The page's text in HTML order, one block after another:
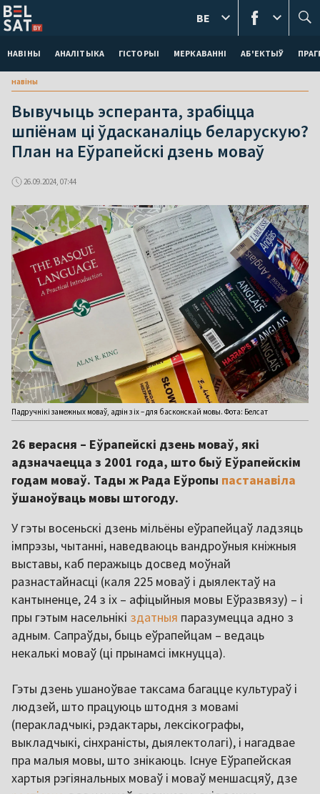
НАВІНЫ АНАЛІТЫКА ГІСТОРЫІ МЕРКАВАННI АБ'ЕКТЫЎ
BE
навіны
Вывучыць эсперанта, зрабіцца
шпіёнам ці ўдасканаліць беларускую?
План на Еўрапейскі дзень моваў
26.09.2024, 07:44
Падручнікі замежных моваў, адзін з іх – для басконскай мовы. Фота: Белсат
26 верасня – Еўрапейскі дзень моваў, які
адзначаецца з 2001 года, што быў Еўрапейскім
годам моваў. Тады ж Рада Еўропы пастанавіла
ўшаноўваць мовы штогоду.
У гэты восеньскі дзень мільёны еўрапейцаў ладзяць
імпрэзы, чытанні, наведваюць вандроўныя кніжныя
выставы, каб перажыць досвед моўнай
разнастайнасці (каля 225 моваў і дыялектаў на
кантыненце, 24 з іх – афіцыйныя мовы Еўразвязу) – і
пры гэтым насельнікі здатныя паразумецца адно з
адным. Сапраўды, быць еўрапейцам – ведаць
некалькі моваў (ці прынамсі імкнуцца).
Гэты дзень ушаноўвае таксама багацце культураў і
людзей, што працуюць штодня з мовамі
(перакладчыкі, рэдактары, лексікографы,
выкладчыкі, сінхраністы, дыялектолагі), і нагадвае
пра малыя мовы, што знікаюць. Існуе Еўрапейская
хартыя рэгіянальных моваў і моваў меншасцяў, дзе